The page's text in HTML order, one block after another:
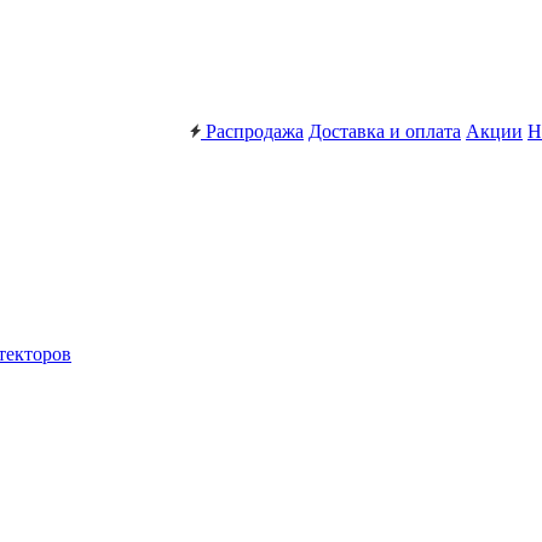
Распродажа Доставка и оплата Акции